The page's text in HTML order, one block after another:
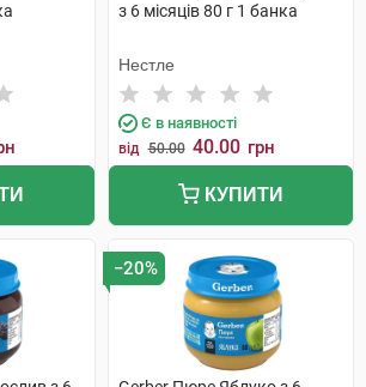
з 6 місяців 80 г 1 банка
Нестле
Є в наявності
від 50.00 40.00 грн
КУПИТИ
−20%